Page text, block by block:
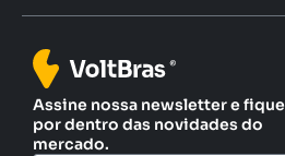
Assine nossa newsletter e fique
por dentro das novidades do
mercado.